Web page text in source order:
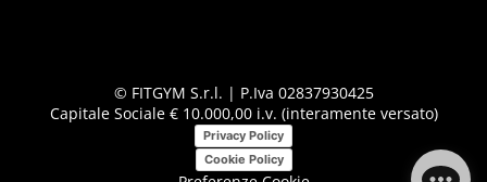
© FITGYM S.r.l. | P.Iva 02837930425
Capitale Sociale € 10.000,00 i.v. (interamente versato)
Privacy Policy
Cookie Policy